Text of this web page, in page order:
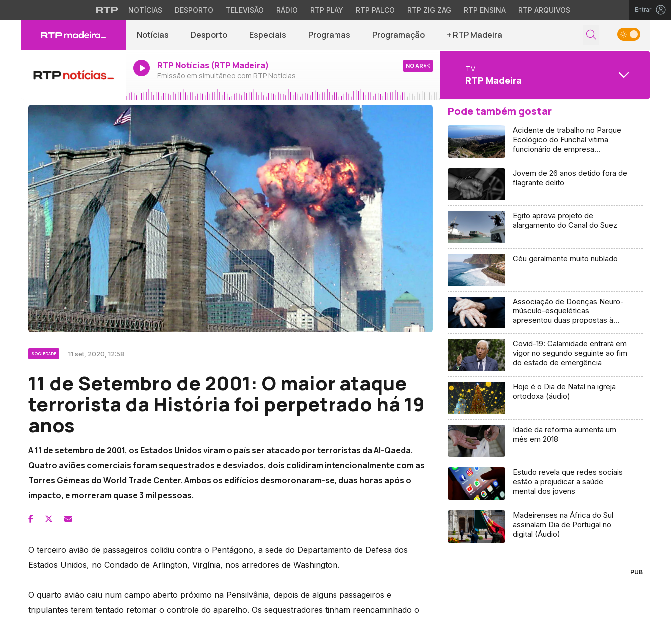
NOTÍCIAS DESPORTO TELEVISÃO RÁDIO RTP PLAY RTP PALCO RTP ZIG ZAG RTP ENSINA RTP ARQUIVOS Entrar
Notícias Desporto Especiais Programas Programação + RTP Madeira
RTP Notícias (RTP Madeira)
Emissão em simultâneo com RTP Notícias
NO AR TV
RTP Madeira
SOCIEDADE 11 set, 2020, 12:58
11 de Setembro de 2001: O maior ataque
terrorista da História foi perpetrado há 19
anos
A 11 de setembro de 2001, os Estados Unidos viram o país ser atacado por terroristas da Al-Qaeda.
Quatro aviões comerciais foram sequestrados e desviados, dois colidiram intencionalmente com as
Torres Gémeas do World Trade Center. Ambos os edifícios desmoronaram-se, duas horas após o
impacto, e morreram quase 3 mil pessoas.
O terceiro avião de passageiros colidiu contra o Pentágono, a sede do Departamento de Defesa dos
Estados Unidos, no Condado de Arlington, Virgínia, nos arredores de Washington.
O quarto avião caiu num campo aberto próximo na Pensilvânia, depois de alguns passageiros e
tripulantes terem tentado retomar o controle do aparelho. Os sequestradores tinham reencaminhado o
Pode também gostar
Acidente de trabalho no Parque
Ecológico do Funchal vitima
funcionário de empresa
Jovem de 26 anos detido fora de
flagrante delito
Egito aprova projeto de
alargamento do Canal do Suez
Céu geralmente muito nublado
Associação de Doenças Neuro-
músculo-esqueléticas
apresentou duas propostas à
Covid-19: Calamidade entrará em
vigor no segundo seguinte ao fim
do estado de emergência
Hoje é o Dia de Natal na igreja
ortodoxa (áudio)
Idade da reforma aumenta um
mês em 2018
Estudo revela que redes sociais
estão a prejudicar a saúde
mental dos jovens
Madeirenses na África do Sul
assinalam Dia de Portugal no
digital (Áudio)
PUB